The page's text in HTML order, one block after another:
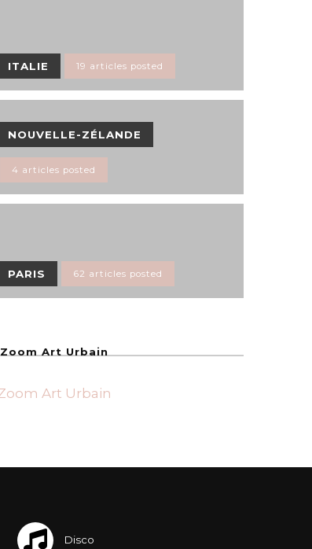
ITALIE 19 articles posted
NOUVELLE-ZÉLANDE
4 articles posted
PARIS 62 articles posted
Zoom Art Urbain